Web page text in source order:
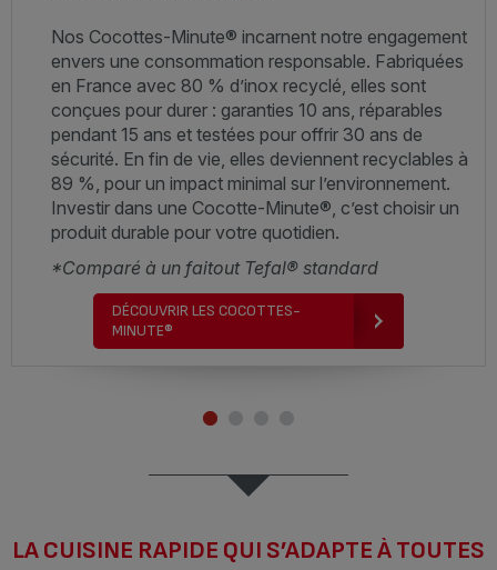
Nos Cocottes-Minute® incarnent notre engagement
envers une consommation responsable. Fabriquées
en France avec 80 % d’inox recyclé, elles sont
conçues pour durer : garanties 10 ans, réparables
pendant 15 ans et testées pour offrir 30 ans de
sécurité. En fin de vie, elles deviennent recyclables à
89 %, pour un impact minimal sur l’environnement.
Investir dans une Cocotte-Minute®, c’est choisir un
produit durable pour votre quotidien.
*Comparé à un faitout Tefal® standard
DÉCOUVRIR LES COCOTTES-
MINUTE®
LA CUISINE RAPIDE QUI S’ADAPTE À TOUTES